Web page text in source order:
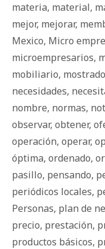
materia, material,
mejor, mejorar,
Mexico, Micro
microempresarios,
mobiliario,
necesidades,
nombre, normas,
observar, obtener,
operación, operar,
óptima, ordenado,
pasillo, pensando,
periódicos locales,
Personas, plan de
precio, prestación,
productos básicos,